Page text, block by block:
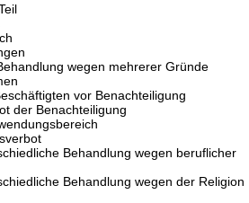
wegen mehrerer Gründe
vor Benachteiligung
der Benachteiligung
Behandlung wegen beruflicher
Behandlung wegen der Religion